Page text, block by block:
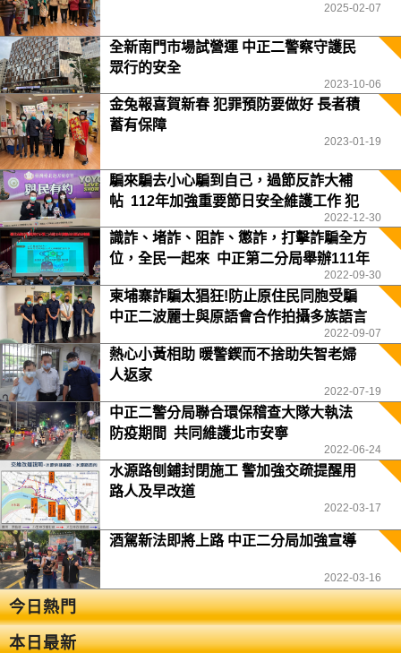
2025-02-07
全新南門市場試營運 中正二警察守護民
眾行的安全
2023-10-06
金兔報喜賀新春 犯罪預防要做好 長者積
蓄有保障
2023-01-19
騙來騙去小心騙到自己，過節反詐大補
帖 112年加強重要節日安全維護工作 犯
2022-12-30
識詐、堵詐、阻詐、懲詐，打擊詐騙全方
位，全民一起來 中正第二分局舉辦111年
2022-09-30
柬埔寨詐騙太猖狂!防止原住民同胞受騙
中正二波麗士與原語會合作拍攝多族語言
2022-09-07
熱心小黃相助 暖警鍥而不捨助失智老婦
人返家
2022-07-19
中正二警分局聯合環保稽查大隊大執法
防疫期間 共同維護北市安寧
2022-06-24
水源路刨鋪封閉施工 警加強交疏提醒用
路人及早改道
2022-03-17
酒駕新法即將上路 中正二分局加強宣導
2022-03-16
今日熱門
本日最新